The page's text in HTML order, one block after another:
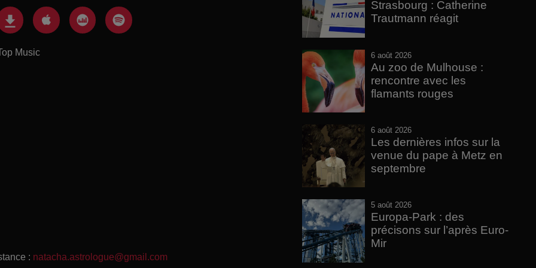
Music
: natacha.astrologue@gmail.com
Strasbourg : Catherine
Trautmann réagit
6 août 2026
Au zoo de Mulhouse :
rencontre avec les
flamants rouges
6 août 2026
Les dernières infos sur la
venue du pape à Metz en
septembre
5 août 2026
Europa-Park : des
précisons sur l’après Euro-
Mir